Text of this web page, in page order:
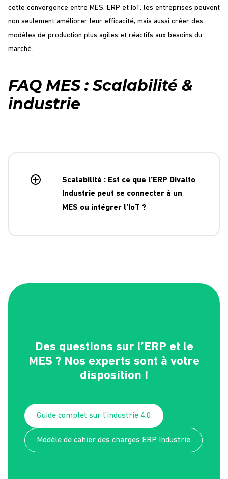
cette convergence entre MES, ERP et IoT, les entreprises peuvent
non seulement améliorer leur efficacité, mais aussi créer des
modèles de production plus agiles et réactifs aux besoins du
marché.
FAQ MES : Scalabilité &
industrie
Scalabilité : Est ce que l’ERP Divalto
Industrie peut se connecter à un
MES ou intégrer l’IoT ?
Dans certains secteurs, il est possible d’intégrer des outils
MES et d’exploiter des capteurs IoT afin de collecter et
Des questions sur l’ERP et le
MES ? Nos experts sont à votre
disposition !
Guide complet sur l’industrie 4.0
Modèle de cahier des charges ERP Industrie